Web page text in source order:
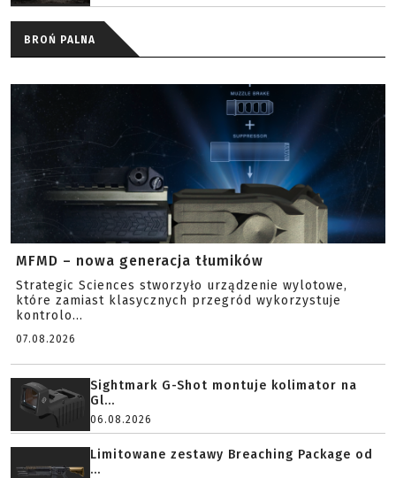
BROŃ PALNA
MFMD – nowa generacja tłumików
Strategic Sciences stworzyło urządzenie wylotowe,
które zamiast klasycznych przegród wykorzystuje
kontrolo...
07.08.2026
Sightmark G-Shot montuje kolimator na
Gl...
06.08.2026
Limitowane zestawy Breaching Package od
...